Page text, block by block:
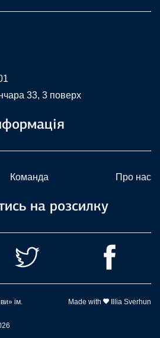
33, 3 поверх
Команда Про нас
на розсилку
ім.
Made with Illia Sverhun